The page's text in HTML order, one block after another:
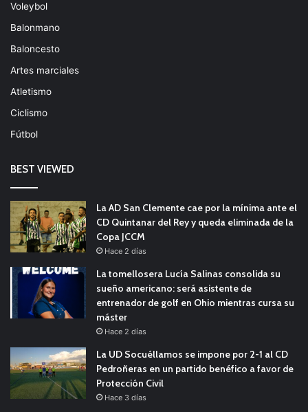
Voleybol
Balonmano
Baloncesto
Artes marciales
Atletismo
Ciclismo
Fútbol
BEST VIEWED
La AD San Clemente cae por la mínima ante el
CD Quintanar del Rey y queda eliminada de la
Copa JCCM
Hace 2 días
La tomellosera Lucía Salinas consolida su
sueño americano: será asistente de
entrenador de golf en Ohio mientras cursa su
máster
Hace 2 días
La UD Socuéllamos se impone por 2-1 al CD
Pedroñeras en un partido benéfico a favor de
Protección Civil
Hace 3 días